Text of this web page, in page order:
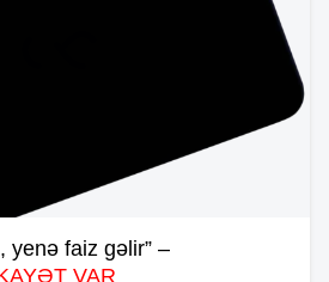
yenə faiz gəlir” –
VAR